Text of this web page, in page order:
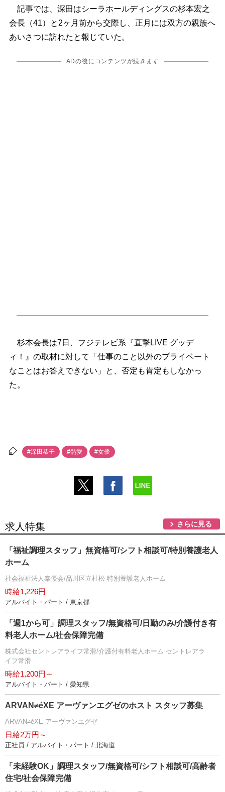
記事では、深田はシーラホールディングスの杉本宏之
会長（41）と2ヶ月前から交際し、正月には双方の親族へ
あいさつに訪れたと報じていた。
ADの後にコンテンツが続きます
杉本会長は7日、フジテレビ系『直撃LIVE グッデ
ィ！』の取材に対して「仕事のこと以外のプライベート
なことはお答えできない」と、否定も肯定もしなかっ
た。
#深田恭子 #熱愛 #女優
求人特集 さらに見る
「福祉調理スタッフ」無資格可/シフト相談可/特別養護老人
ホーム
社会福祉法人奉優会/品川区立杜松 特別養護老人ホーム
時給1,226円
アルバイト・パート / 東京都
「週1から可」調理スタッフ/無資格可/日勤のみ/介護付き有
料老人ホーム/社会保障完備
株式会社セントレアライフ常滑/介護付有料老人ホーム セントレアラ
イフ常滑
時給1,200円～
アルバイト・パート / 愛知県
ARVAN≠éXE アーヴァンエグゼのホスト スタッフ募集
ARVAN≠éXE アーヴァンエグゼ
日給2万円～
正社員 / アルバイト・パート / 北海道
「未経験OK」調理スタッフ/無資格可/シフト相談可/高齢者
住宅/社会保障完備